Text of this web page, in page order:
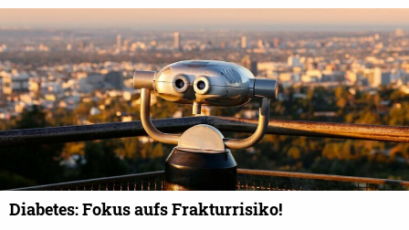
Diabetes: Fokus aufs Frakturrisiko!